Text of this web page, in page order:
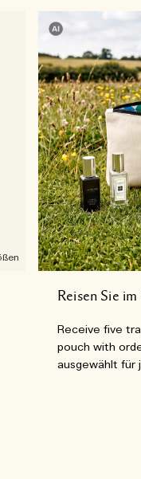
Reisen Sie
Receive five
pouch with
ausgewählt für